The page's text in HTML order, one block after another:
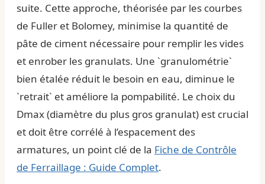
suite. Cette approche, théorisée par les courbes
de Fuller et Bolomey, minimise la quantité de
pâte de ciment nécessaire pour remplir les vides
et enrober les granulats. Une `granulométrie`
bien étalée réduit le besoin en eau, diminue le
`retrait` et améliore la pompabilité. Le choix du
Dmax (diamètre du plus gros granulat) est crucial
et doit être corrélé à l’espacement des
armatures, un point clé de la Fiche de Contrôle
de Ferraillage : Guide Complet.